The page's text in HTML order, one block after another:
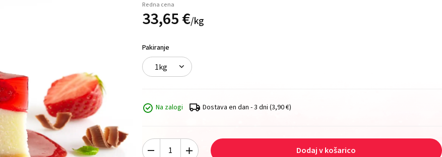
Redna cena
33,65€/kg
Pakiranje
1kg
Na zalogi Dostava en dan - 3 dni (3,90 €)
Dodaj v košarico